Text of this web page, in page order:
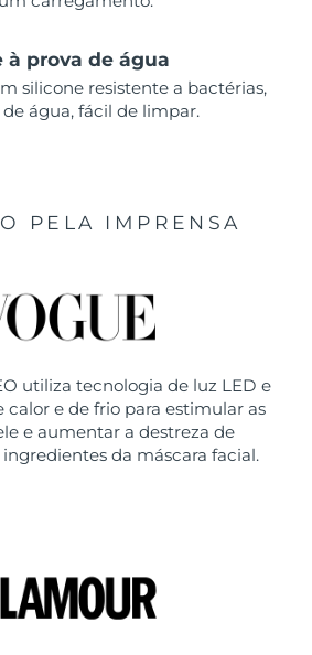
à prova de água
silicone resistente a bactérias,
de água, fácil de limpar.
PELA IMPRENSA
utiliza tecnologia de luz LED e
calor e de frio para estimular as
e aumentar a destreza de
da máscara facial.